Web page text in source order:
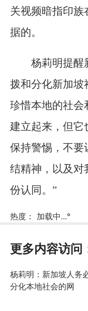
关视频暗指印族
据的。
杨莉明提醒
拨和分化新加坡
珍惜本地的社会
建立起来，但它
保持警惕，不要
结精神，以及对
份认同。”
热度： 加载中...°
更多内容访问
杨莉明：新加坡人务
分化本地社会的网